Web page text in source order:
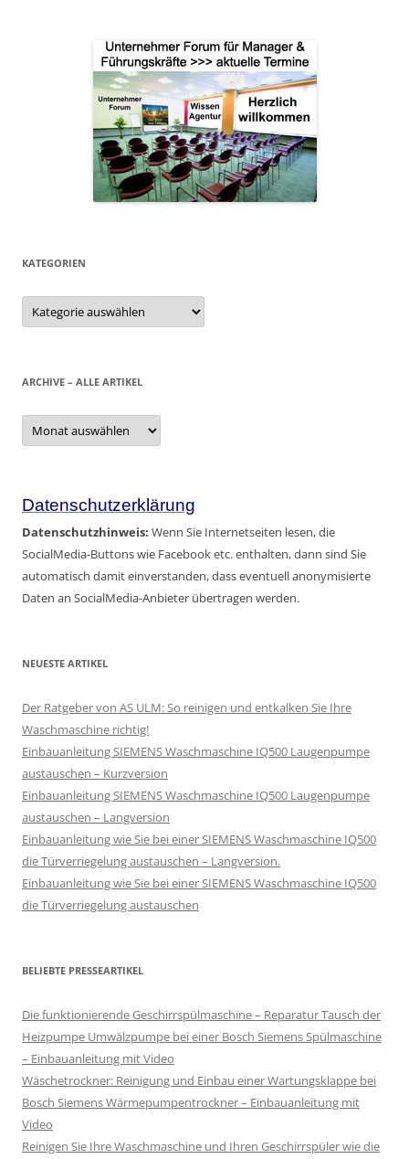
KATEGORIEN
Kategorien
ARCHIVE – ALLE ARTIKEL
Archive
alle
Datenschutzerklärung
Datenschutzhinweis: Wenn Sie Internetseiten lesen, die
SocialMedia-Buttons wie Facebook etc. enthalten, dann sind Sie
automatisch damit einverstanden, dass eventuell anonymisierte
Daten an SocialMedia-Anbieter übertragen werden.
NEUESTE ARTIKEL
Der Ratgeber von AS ULM: So reinigen und entkalken Sie Ihre
Waschmaschine richtig!
Einbauanleitung SIEMENS Waschmaschine IQ500 Laugenpumpe
austauschen – Kurzversion
Einbauanleitung SIEMENS Waschmaschine IQ500 Laugenpumpe
austauschen – Langversion
Einbauanleitung wie Sie bei einer SIEMENS Waschmaschine IQ500
die Türverriegelung austauschen – Langversion.
Einbauanleitung wie Sie bei einer SIEMENS Waschmaschine IQ500
die Türverriegelung austauschen
BELIEBTE PRESSEARTIKEL
Die funktionierende Geschirrspülmaschine – Reparatur Tausch der
Heizpumpe Umwälzpumpe bei einer Bosch Siemens Spülmaschine
– Einbauanleitung mit Video
Wäschetrockner: Reinigung und Einbau einer Wartungsklappe bei
Bosch Siemens Wärmepumpentrockner – Einbauanleitung mit
Video
Reinigen Sie Ihre Waschmaschine und Ihren Geschirrspüler wie die